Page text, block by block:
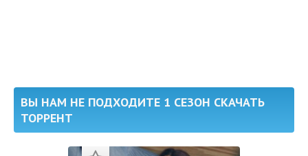
ВЫ НАМ НЕ ПОДХОДИТЕ 1 СЕЗОН СКАЧАТЬ
ТОРРЕНТ